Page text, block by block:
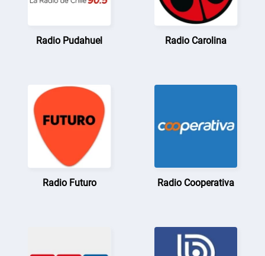
Radio Pudahuel Radio Carolina
Radio Futuro Radio Cooperativa